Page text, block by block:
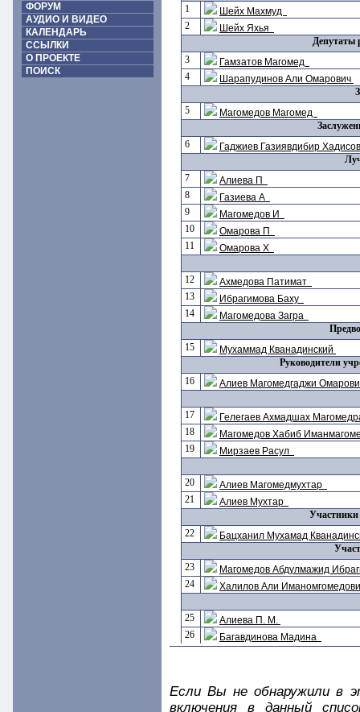
ФОРУМ
АУДИО И ВИДЕО
КАЛЕНДАРЬ
ССЫЛКИ
О ПРОЕКТЕ
ПОИСК
1
Шейх Махмуд
2
Шейх Яхья
Депутаты
3
Гамзатов Магомед
4
Шарапудинов Али Омарович
5
Магомедов Магомед
6
Гаджиев Газиявдибир
7
Алиева П
8
Газиева А
9
Магомедов И
10
Омарова П
11
Омарова Х
12
Ахмедова Патимат
13
Ибрагимова Баху
14
Магомедова Загра
15
Мухаммад Кванадинский
Руководители
16
Алиев Магомедгаджи
17
Гелегаев Ахмадшах
18
Магомедов Хабиб
19
Мирзаев Расул
20
Алиев Магомедмухтар
21
Алиев Мухтар
Участники
22
Бацханил Мухамад
23
Магомедов Абдулмажид
24
Халилов Али
25
Алиева П. М.
26
Багавдинова Мадина
Если Вы не обнаружили в
включения в данный